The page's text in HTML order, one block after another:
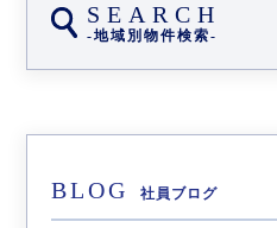
SEARCH
-地域別物件検索-
BLOG 社員ブログ